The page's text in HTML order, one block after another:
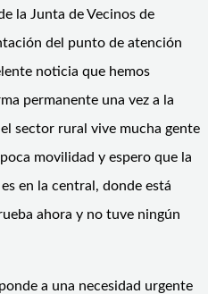
la Junta de Vecinos de
del punto de atención
noticia que hemos
permanente una vez a la
sector rural vive mucha gente
movilidad y espero que la
en la central, donde está
ahora y no tuve ningún
a una necesidad urgente